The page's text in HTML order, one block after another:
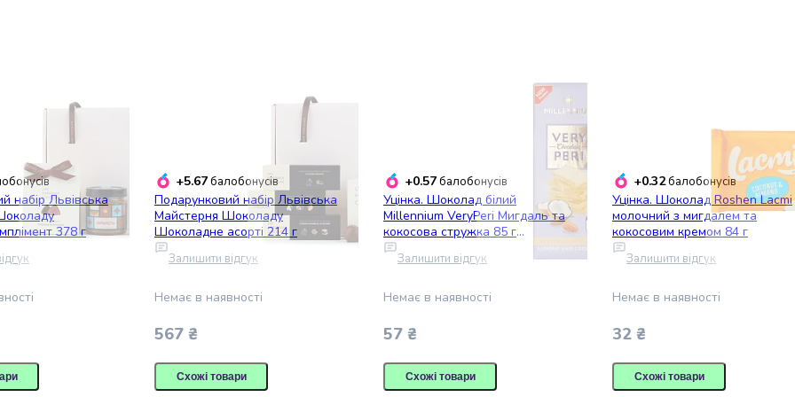
набір Львівська
378 г
+5.67балобонусів
Подарунковий набір Львівська
Майстерня Шоколаду
Шоколадне асорті 214 г
Залишити відгук
Немає в наявності
567 ₴
Схожі товари
+0.57балобонусів
Уцінка. Шоколад білий
Millennium VeryPeri Мигдаль та
кокосова стружка 85 г
(927560)
Залишити відгук
Немає в наявності
57 ₴
Схожі товари
+0.32балобонусів
Уцінка. Шоколад Roshen Lacmi
молочний з мигдалем та
кокосовим кремом 84 г
Залишити відгук
Немає в наявності
32 ₴
Схожі товари